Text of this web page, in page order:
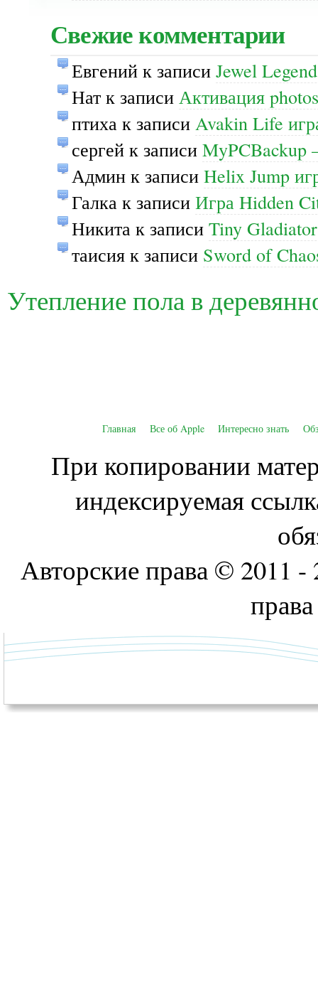
Свежие комментарии
Евгений к записи Jewel
Нат к записи Активация
птиха к записи Avakin Life
сергей к записи MyPCBackup
Админ к записи Helix Jump
Галка к записи Игра Hidden
Никита к записи Tiny
таисия к записи Sword of
Утепление пола в
Главная Все об Apple Интересно знать
При копировании
индексируемая
Авторские права © 2011